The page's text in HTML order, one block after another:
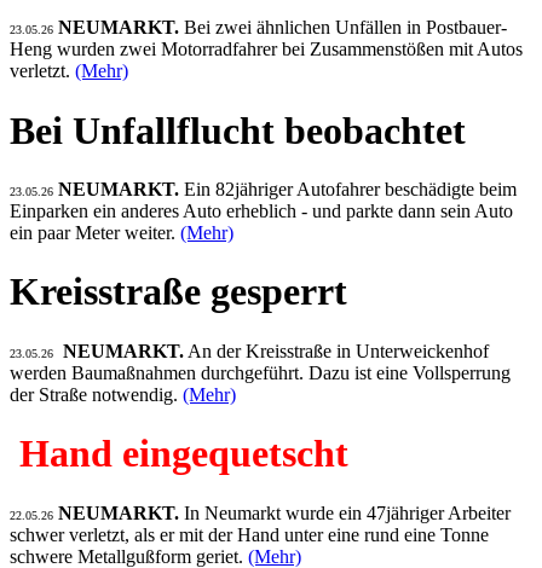
23.05.26 NEUMARKT. Bei zwei ähnlichen Unfällen in Postbauer-
Heng wurden zwei Motorradfahrer bei Zusammenstößen mit Autos
verletzt. (Mehr)
Bei Unfallflucht beobachtet
23.05.26 NEUMARKT. Ein 82jähriger Autofahrer beschädigte beim
Einparken ein anderes Auto erheblich - und parkte dann sein Auto
ein paar Meter weiter. (Mehr)
Kreisstraße gesperrt
23.05.26 NEUMARKT. An der Kreisstraße in Unterweickenhof
werden Baumaßnahmen durchgeführt. Dazu ist eine Vollsperrung
der Straße notwendig. (Mehr)
Hand eingequetscht
22.05.26 NEUMARKT. In Neumarkt wurde ein 47jähriger Arbeiter
schwer verletzt, als er mit der Hand unter eine rund eine Tonne
schwere Metallgußform geriet. (Mehr)